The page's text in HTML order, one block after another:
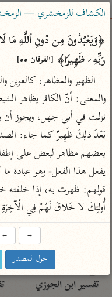
ساهم معنا
بحث تفسير
characters for results.
Type 1 or more
characters for results.
أمّهات
تفسير الطبري
تفسير ابن كثير
تفسير القرطبي
تفسير البغوي
جمع الأقوال
تفسير ابن الجوزي
عامّة
فتح
فتح
الكشاف للزمخشري — الزمخشري
رَبِّهِۦ ظَهِیرࣰا﴾ [الفرقان ٥٥]
الظهير والمظاهر، كالعوين
أُولئِكَ لا خَلاقَ لَهُمْ فِي الْآخِرَةِ
→
←
حول المصدر